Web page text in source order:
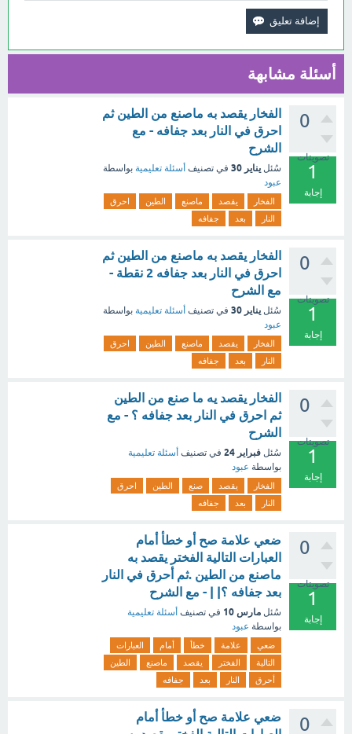
أسئلة مشابهة
0
تصويتات
1
إجابة
الفخار يقصد به ماصنع من الطين ثم
احرق في النار بعد جفافه - مع
الشرح
سُئل يناير 30 في تصنيف أسئلة تعليمية بواسطة
عبود
الفخار يقصد ماصنع الطين
احرق
النار
بعد جفافه
0
تصويتات
1
إجابة
الفخار يقصد به ماصنع من الطين ثم
احرق في النار بعد جفافه 2 نقطة -
مع الشرح
سُئل يناير 30 في تصنيف أسئلة تعليمية بواسطة
عبود
الفخار يقصد ماصنع الطين
احرق
النار
بعد جفافه
0
تصويتات
1
إجابة
الفخار يقصد يه ما صنع من الطين
ثم احرق في النار بعد جفافه ؟ - مع
الشرح
سُئل فبراير 24 في تصنيف أسئلة تعليمية
بواسطة عبود
الفخار يقصد صنع الطين
احرق
النار
بعد جفافه
0
تصويتات
1
إجابة
ضعي علامة صح أو خطأ أمام
العبارات التالية الفختر يقصد به
ماصنع من الطين .ثم أحرق في النار
بعد جفافه ؟| | - مع الشرح
سُئل مارس 10 في تصنيف أسئلة تعليمية
بواسطة عبود
ضعي علامة خطأ أمام
العبارات
التالية
الفختر يقصد ماصنع
الطين
أحرق
النار بعد جفافه
0
ضعي علامة صح أو خطأ أمام